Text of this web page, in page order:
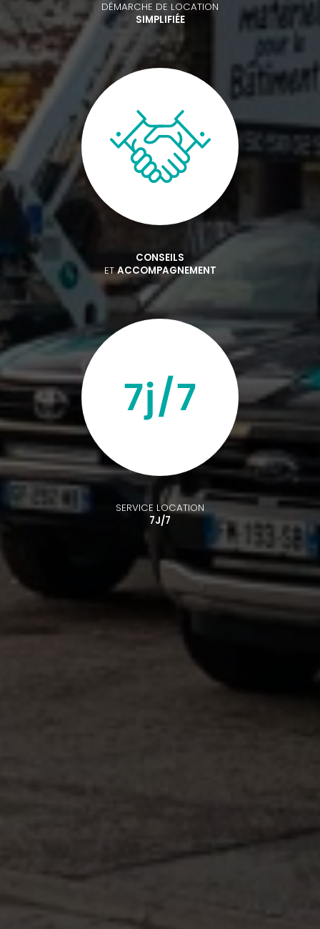
DÉMARCHE DE LOCATION
SIMPLIFIÉE
CONSEILS
ETACCOMPAGNEMENT
SERVICE LOCATION
7J/7